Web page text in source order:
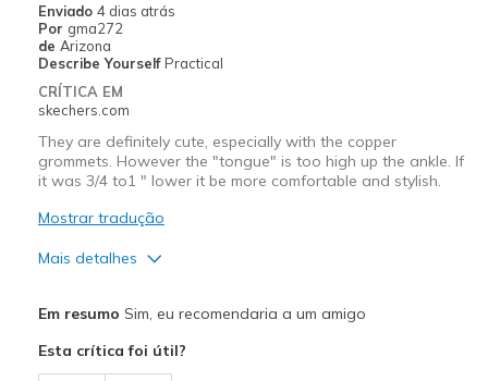
Casual Wear
Width
Sizing
View On Shoes
Shoes are for Wearing
Enviado 4 dias atrás
Por gma272
de Arizona
Describe Yourself Practical
CRÍTICA EM
skechers.com
They are definitely cute, especially with the copper
grommets. However the "tongue" is too high up the ankle. If
it was 3/4 to1 " lower it be more comfortable and stylish.
Mostrar tradução
Mais detalhes
Durable
Em resumo Sim, eu recomendaria a um amigo
Esta crítica foi útil?